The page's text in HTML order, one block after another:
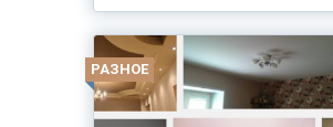
РАЗНОЕ